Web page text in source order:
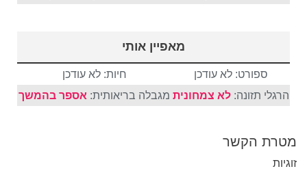
מאפיין אותי
ספורט: לא עודכן
חיות: לא עודכן
הרגלי תזונה:לא צמחונית מגבלה בריאותית: אספר בהמשך
מטרת הקשר
זוגיות